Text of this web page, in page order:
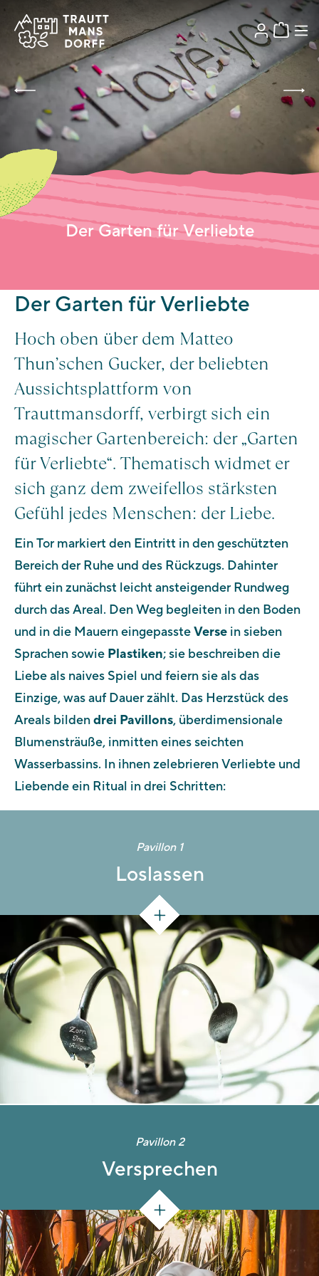
Der Garten für Verliebte
Der Garten für Verliebte
Hoch oben über dem Matteo
Thun’schen Gucker, der beliebten
Aussichtsplattform von
Trauttmansdorff, verbirgt sich ein
magischer Gartenbereich: der „Garten
für Verliebte“. Thematisch widmet er
sich ganz dem zweifellos stärksten
Gefühl jedes Menschen: der Liebe.
Ein Tor markiert den Eintritt in den geschützten
Bereich der Ruhe und des Rückzugs. Dahinter
führt ein zunächst leicht ansteigender Rundweg
durch das Areal. Den Weg begleiten in den Boden
und in die Mauern eingepassteVerse in sieben
Sprachen sowie Plastiken; sie beschreiben die
Liebe als naives Spiel und feiern sie als das
Einzige, was auf Dauer zählt. Das Herzstück des
Areals bildendrei Pavillons, überdimensionale
Blumensträuße, inmitten eines seichten
Wasserbassins. In ihnen zelebrieren Verliebte und
Liebende ein Ritual in drei Schritten:
Pavillon 1
Loslassen
Pavillon 2
Versprechen